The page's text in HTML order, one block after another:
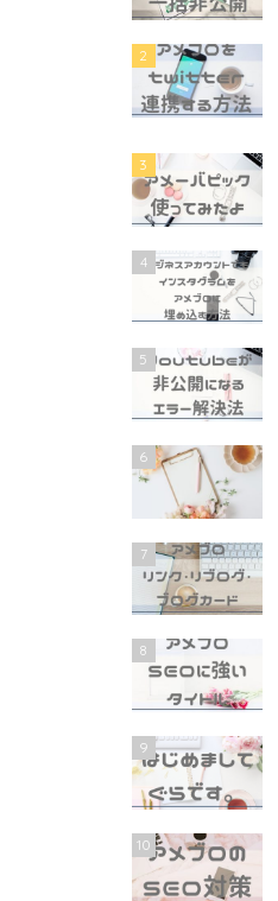
2
3
4
5
6
7
8
9
10